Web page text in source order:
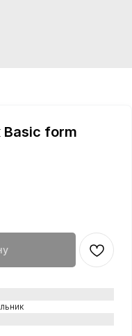
Basic form